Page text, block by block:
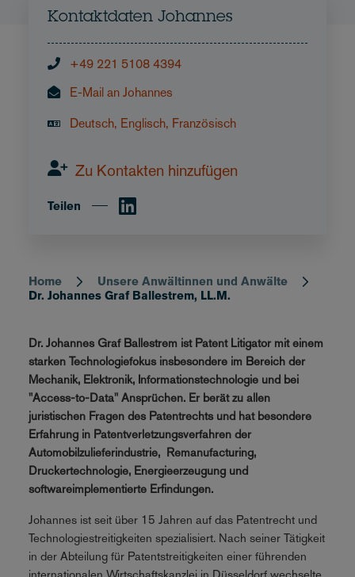
Breadcrumb
Home
Unsere Anwältinnen und Anwälte
Dr. Johannes Graf Ballestrem, LL.M.
Dr. Johannes Graf Ballestrem ist Patent Litigator mit einem
starken Technologiefokus insbesondere im Bereich der
Mechanik, Elektronik, Informationstechnologie und bei
"Access-to-Data" Ansprüchen. Er berät zu allen
juristischen Fragen des Patentrechts und hat besondere
Erfahrung in Patentverletzungsverfahren der
Automobilzulieferindustrie, Remanufacturing,
Druckertechnologie, Energieerzeugung und
softwareimplementierte Erfindungen.
Johannes ist seit über 15 Jahren auf das Patentrecht und
Technologiestreitigkeiten spezialisiert. Nach seiner Tätigkeit
in der Abteilung für Patentstreitigkeiten einer führenden
Kontaktdaten Johannes
+49 221 5108 4394
E-Mail an Johannes
Deutsch, Englisch, Französisch
Zu Kontakten hinzufügen
Teilen